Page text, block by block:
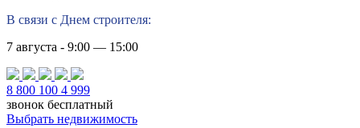
В связи с Днем строителя:
7 августа - 9:00 — 15:00
8 800 100 4 999
звонок бесплатный
Выбрать недвижимость